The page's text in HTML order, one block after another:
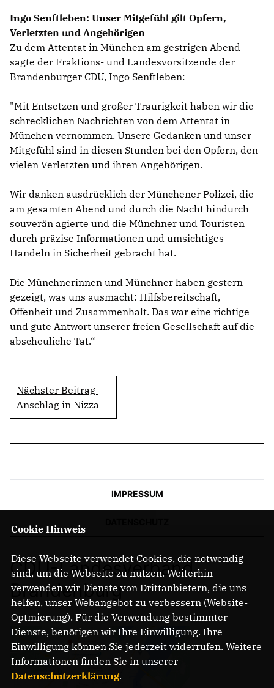
PROGRAMME
WICHTIGE BESCHLÜSSE DER CDU BRANDENBURG
75 JAHRE CDU BRANDENBURG
PRESSE
SPENDEN
Mitglied werden
Ingo Senftleben: Unser Mitgefühl gilt Opfern,
Verletzten und Angehörigen
Zu dem Attentat in München am gestrigen Abend
sagte der Fraktions- und Landesvorsitzende der
Brandenburger CDU, Ingo Senftleben:
"Mit Entsetzen und großer Traurigkeit haben wir die
schrecklichen Nachrichten von dem Attentat in
München vernommen. Unsere Gedanken und unser
Mitgefühl sind in diesen Stunden bei den Opfern, den
vielen Verletzten und ihren Angehörigen.
Wir danken ausdrücklich der Münchener Polizei, die
am gesamten Abend und durch die Nacht hindurch
souverän agierte und die Münchner und Touristen
durch präzise Informationen und umsichtiges
Handeln in Sicherheit gebracht hat.
Die Münchnerinnen und Münchner haben gestern
gezeigt, was uns ausmacht: Hilfsbereitschaft,
Offenheit und Zusammenhalt. Das war eine richtige
und gute Antwort unserer freien Gesellschaft auf die
abscheuliche Tat.“
Nächster Beitrag
Anschlag in Nizza
IMPRESSUM
CDU-Landesverband
Brandenburg
Cookie Hinweis
Diese Webseite verwendet Cookies, die notwendig
sind, um die Webseite zu nutzen. Weiterhin
verwenden wir Dienste von Drittanbietern, die uns
helfen, unser Webangebot zu verbessern (Website-
Optmierung). Für die Verwendung bestimmter
Dienste, benötigen wir Ihre Einwilligung. Ihre
Einwilligung können Sie jederzeit widerrufen. Weitere
Informationen finden Sie in unserer
Datenschutzerklärung.